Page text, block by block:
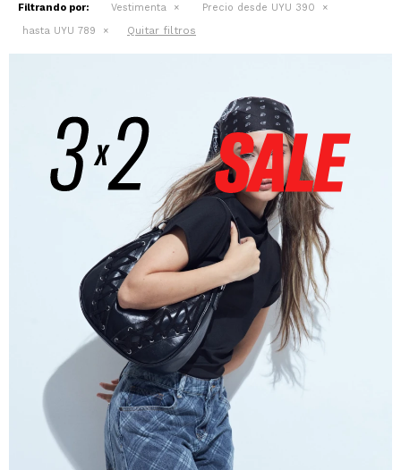
Filtrando por: Vestimenta
Precio desde UYU 390
hasta UYU 789
Quitar filtros